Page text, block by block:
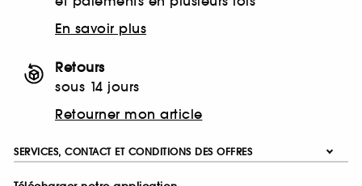
En savoir plus
Retours
sous 14 jours
Retourner mon article
SERVICES, CONTACT ET CONDITIONS DES OFFRES